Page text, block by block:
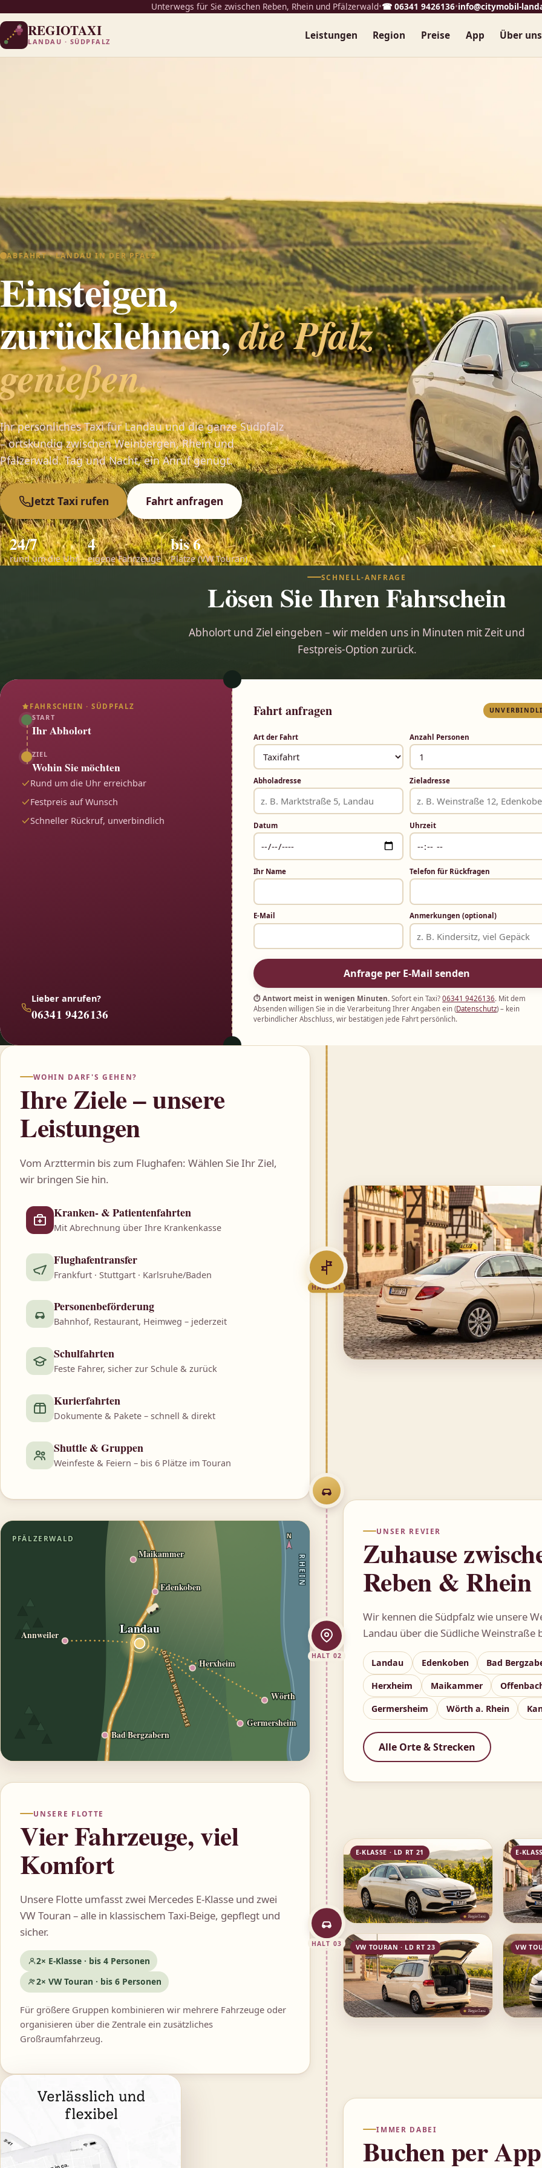
Unterwegs für Sie zwischen Reben, Rhein und Pfälzerwald•☎ 06341 9426136•info@citymobil-
REGIOTAXI
LANDAU · SÜDPFALZ Leistungen Region Preise App Über uns
ABFAHRT · LANDAU IN DER PFALZ
Einsteigen,
zurücklehnen,die Pfalz
genießen.
Ihr persönliches Taxi für Landau und die ganze Südpfalz
– ortskundig zwischen Weinbergen, Rhein und
Pfälzerwald. Tag und Nacht, ein Anruf genügt.
Jetzt Taxi rufen Fahrt anfragen
24/7
rund um die Uhr
4
eigene Fahrzeuge
bis 6
Plätze (VW Touran)
SCHNELL-ANFRAGE
Lösen Sie Ihren Fahrschein
Abholort und Ziel eingeben – wir melden uns in Minuten mit Zeit und
Festpreis-Option zurück.
FAHRSCHEIN · SÜDPFALZ
START
Ihr Abholort
ZIEL
Wohin Sie möchten
Rund um die Uhr erreichbar
Festpreis auf Wunsch
Schneller Rückruf, unverbindlich
Lieber anrufen?
06341 9426136
Fahrt anfragen
Art der Fahrt Anzahl Personen
Abholadresse Zieladresse
Datum Uhrzeit
Ihr Name Telefon für Rückfragen
E-Mail Anmerkungen (optional)
Anfrage per E-Mail senden
⏱ Antwort meist in wenigen Minuten. Sofort ein Taxi?06341 9426136. Mit dem
Absenden willigen Sie in die Verarbeitung Ihrer Angaben ein (Datenschutz) – kein
verbindlicher Abschluss, wir bestätigen jede Fahrt persönlich.
HALT 01
WOHIN DARF'S GEHEN?
Ihre Ziele – unsere
Leistungen
Vom Arzttermin bis zum Flughafen: Wählen Sie Ihr Ziel,
wir bringen Sie hin.
Kranken- & Patientenfahrten
Mit Abrechnung über Ihre Krankenkasse
Flughafentransfer
Frankfurt · Stuttgart · Karlsruhe/Baden
Personenbeförderung
Bahnhof, Restaurant, Heimweg – jederzeit
Schulfahrten
Feste Fahrer, sicher zur Schule & zurück
Kurierfahrten
Dokumente & Pakete – schnell & direkt
Shuttle & Gruppen
Weinfeste & Feiern – bis 6 Plätze im Touran
HALT 02
UNSER REVIER
Zuhause
Reben & Rhein
Wir kennen die Südpfalz wie unsere
Landau über die Südliche Weinstraße
Landau Edenkoben
Bad
Herxheim
Maikammer
Germersheim
Wörth a. Rhein
Alle Orte & Strecken
Maikammer
Edenkoben
Bad Bergzabern
Annweiler
Herxheim
Germersheim
Wörth
Landau
PFÄLZERWALD
RHEIN
DEUTSCHE WEINSTRASSE
N
HALT 03
UNSERE FLOTTE
Vier Fahrzeuge, viel
Komfort
Unsere Flotte umfasst zwei Mercedes E-Klasse und zwei
VW Touran – alle in klassischem Taxi-Beige, gepflegt und
sicher.
2× E-Klasse · bis 4 Personen
2× VW Touran · bis 6 Personen
Für größere Gruppen kombinieren wir mehrere Fahrzeuge oder
organisieren über die Zentrale ein zusätzliches
Großraumfahrzeug.
E-KLASSE · LD RT 21 E-
VW TOURAN · LD RT 23 VW
IMMER DABEI
Buchen per